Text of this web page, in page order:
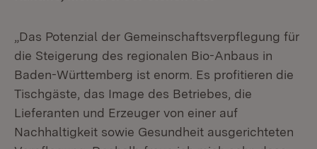
„Das Potenzial der Gemeinschaftsverpflegung für
die Steigerung des regionalen Bio-Anbaus in
Baden-Württemberg ist enorm. Es profitieren die
Tischgäste, das Image des Betriebes, die
Lieferanten und Erzeuger von einer auf
Nachhaltigkeit sowie Gesundheit ausgerichteten